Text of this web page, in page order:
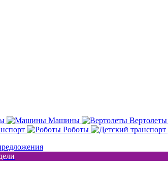
Машины Вертолеты
Роботы